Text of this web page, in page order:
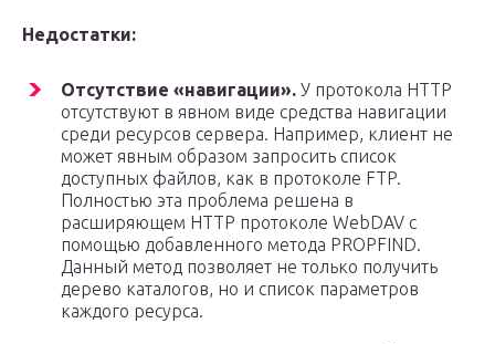
Недостатки:
Отсутствие «навигации». У протокола HTTP
отсутствуют в явном виде средства навигации
среди ресурсов сервера. Например, клиент не
может явным образом запросить список
доступных файлов, как в протоколе FTP.
Полностью эта проблема решена в
расширяющем HTTP протоколе WebDAV с
помощью добавленного метода PROPFIND.
Данный метод позволяет не только получить
дерево каталогов, но и список параметров
каждого ресурса.